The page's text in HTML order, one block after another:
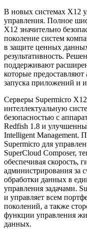
В новых системах X12
управления. Полное
X12 значительно
поколение систем
в защите ценных
результативность.
поддерживают
которые
запуска приложений и
Серверы Supermicro
интеллектуальную
безопасностью с
Redfish 1.8 и
Intelligent Management.
Supermicro для
SuperCloud Composer,
обеспечивая скорость,
администрирования за
обработки данных в
управления задачами.
и управляет всем
поколений, а также
функции управления
данных.